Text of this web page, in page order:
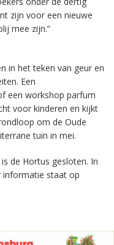
zijn voor een nieuwe
mee zijn.”
in het teken van geur en
Een
een workshop parfum
voor kinderen en kijkt
om de Oude
tuin in mei.
de Hortus gesloten. In
informatie staat op